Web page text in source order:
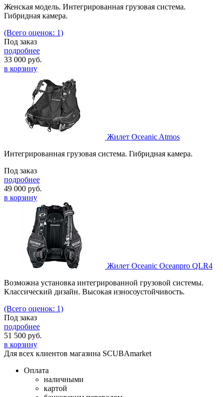
Женская модель. Интегрированная грузовая система.
Гибридная камера.
(Всего оценок: 1)
Под заказ
подробнее
33 000 руб.
в корзину
Жилет Oceanic Atmos
Интегрированная грузовая система. Гибридная камера.
Под заказ
подробнее
49 000 руб.
в корзину
Жилет Oceanic Oceanpro QLR4
Возможна установка интегрированной грузовой системы.
Классический дизайн. Высокая износоустойчивость.
(Всего оценок: 1)
Под заказ
подробнее
51 500 руб.
в корзину
Для всех клиентов магазина SCUBAmarket
Оплата
наличными
картой